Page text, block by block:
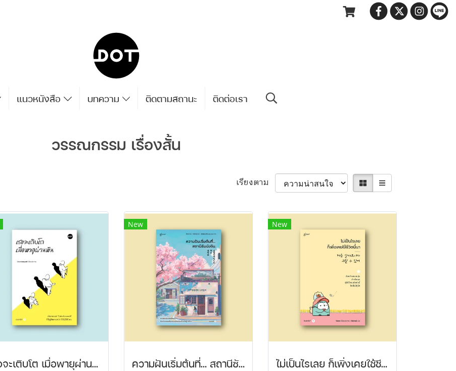
แนวหนังสือ บทความ ติดตามสถานะ ติดต่อเรา
วรรณกรรม เรื่องสั้น
เรียงตาม
เธอจะเติบโต เมื่อพายุผ่านพ้น
New
ความฝันเริ่มต้นที่… สถานีซัมนังจิน
New
ไม่เป็นไรเลย ก็เพิ่งเคยใช้ชีวิตนี่นา